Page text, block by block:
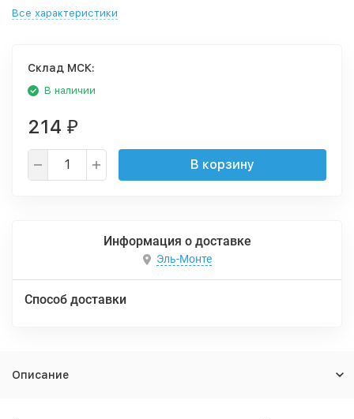
Все характеристики
Cклад МСК:
В наличии
214 ₽
В корзину
Информация о доставке
Эль-Монте
Способ доставки
Описание